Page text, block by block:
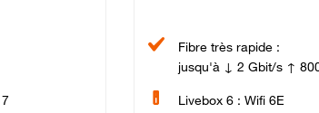
Fibre très rapide :
jusqu'à ↓ 2 Gbit/s ↑
Livebox 6 : Wifi 6E